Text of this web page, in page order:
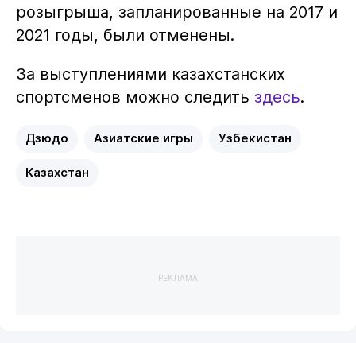
розыгрыша, запланированные на 2017 и
2021 годы, были отменены.
За выступлениями казахстанских
спортсменов можно следить здесь.
Дзюдо Азиатские игры Узбекистан
Казахстан
РЕКЛАМА